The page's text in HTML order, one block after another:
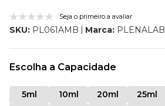
Seja o primeiro a avaliar
SKU: PL061AMB Marca: PLENALAB
Escolha a Capacidade
5ml 10ml 20ml 25ml